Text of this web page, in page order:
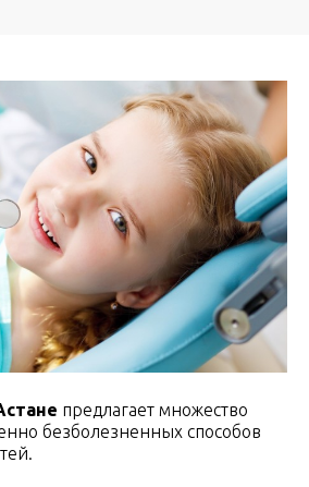
предлагает множество
безболезненных способов